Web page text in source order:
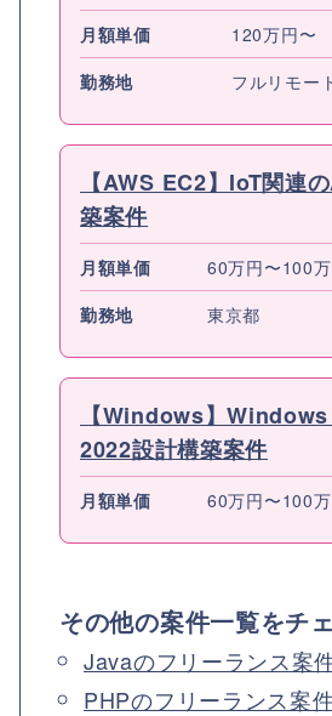
月額単価
120万円〜
勤務地
フルリモー
【AWS EC2】IoT関連
築案件
月額単価
60万円〜100
勤務地
東京都
【Windows】
2022設計構築案件
月額単価 60万円〜100
その他の案件一覧をチ
Javaのフリーランス案
PHPのフリーランス案